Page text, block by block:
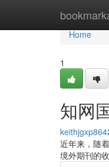
Home
Home
1
知网
近年来，随
境外期刊的